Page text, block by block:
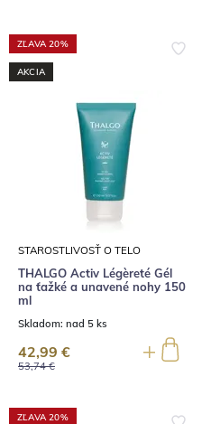
ZĽAVA 20%
AKCIA
STAROSTLIVOSŤ O TELO
THALGO Activ Légèreté Gél
na ťažké a unavené nohy 150
ml
Skladom: nad 5 ks
53,74 €
42,99 €
ZĽAVA 20%